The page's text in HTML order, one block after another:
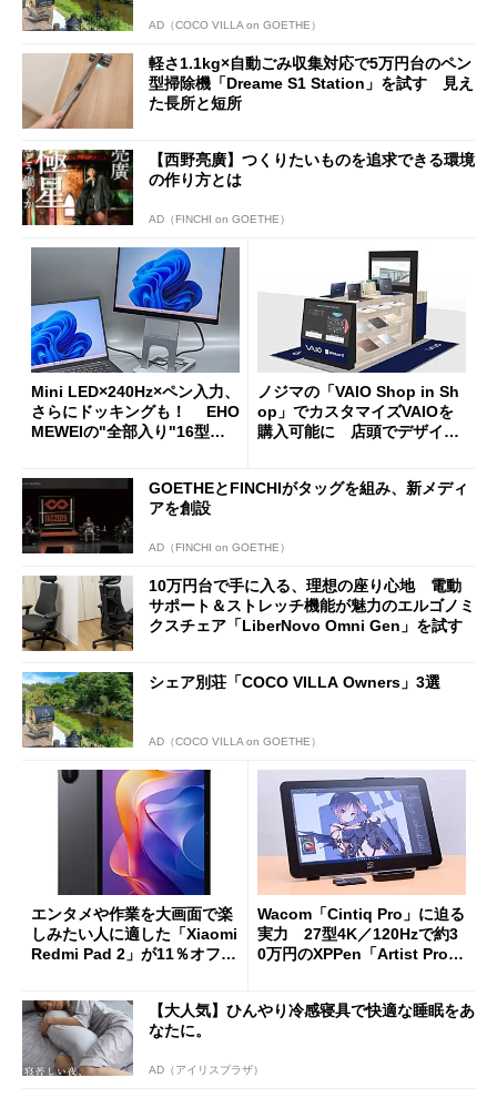
AD（COCO VILLA on GOETHE）
軽さ1.1kg×自動ごみ収集対応で5万円台のペン
型掃除機「Dreame S1 Station」を試す 見え
た長所と短所
【西野亮廣】つくりたいものを追求できる環境
の作り方とは
AD（FINCHI on GOETHE）
Mini LED×240Hz×ペン入力、
さらにドッキングも！ EHO
MEWEIの"全部入り"16型モ
ノジマの「VAIO Shop in Sh
op」でカスタマイズVAIOを
購入可能に 店頭でデザイン
GOETHEとFINCHIがタッグを組み、新メディ
アを創設
AD（FINCHI on GOETHE）
10万円台で手に入る、理想の座り心地 電動
サポート＆ストレッチ機能が魅力のエルゴノミ
クスチェア「LiberNovo Omni Gen」を試す
シェア別荘「COCO VILLA Owners」3選
AD（COCO VILLA on GOETHE）
エンタメや作業を大画面で楽
しみたい人に適した「Xiaomi
Redmi Pad 2」が11％オフの
Wacom「Cintiq Pro」に迫る
実力 27型4K／120Hzで約3
0万円のXPPen「Artist Pro 2
【大人気】ひんやり冷感寝具で快適な睡眠をあ
なたに。
AD（アイリスプラザ）